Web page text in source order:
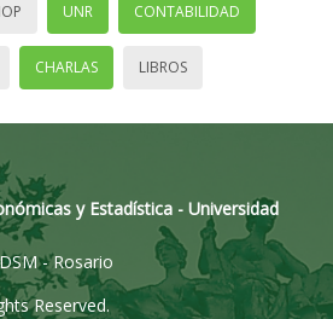
UNR CONTABILIDAD
CHARLAS LIBROS
y Estadística - Universidad
- Rosario
Reserved.